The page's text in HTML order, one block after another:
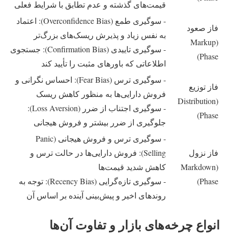
قیمت‌های گذشته و عدم تطابق با شرایط فعلی
فاز صعود
(Markup
Phase)
- سوگیری طمع (Overconfidence Bias): اعتماد
به نفس زیاد و پذیرش ریسک‌های بزرگ‌تر
- سوگیری تاییدی (Confirmation Bias): جستجوی
اطلاعاتی که باورهای مثبت را تأیید کند
فاز توزیع
(Distribution
Phase)
- سوگیری ترس (Fear Bias): احساس نگرانی و
فروش دارایی‌ها به منظور کاهش ریسک
- سوگیری اجتناب از ضرر (Loss Aversion):
جلوگیری از ضرر بیشتر و فروش هیجانی
فاز نزول
(Markdown
Phase)
- سوگیری ترس و فروش هیجانی (Panic
Selling): فروش دارایی‌ها در حالت ترس و
کاهش شدید قیمت‌ها
- سوگیری تازه‌گرایی (Recency Bias): توجه به
روندهای اخیر و پیش‌بینی آینده بر اساس آن
انواع چرخه‌های بازار و تفاوت آن‌ها